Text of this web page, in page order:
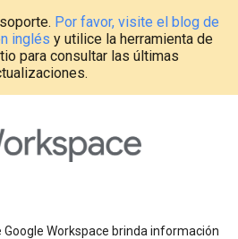
Por favor, visite el blog de
inglés y utilice la herramienta de
para consultar las últimas
Google Workspace brinda información